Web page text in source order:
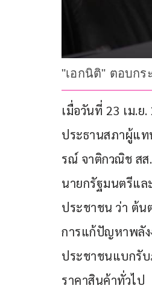
"เอกนิติ" ตอบกร
เมื่อวันที่ 23 เม
ประธานสภาผู้แท
รณ์ จาติกวณิช ส
นายกรัฐมนตรีแล
ประชาชน ว่า ต้
การแก้ปัญหาพลัง
ประชาชนแบกรับ
ราคาสินค้าทั่วไป